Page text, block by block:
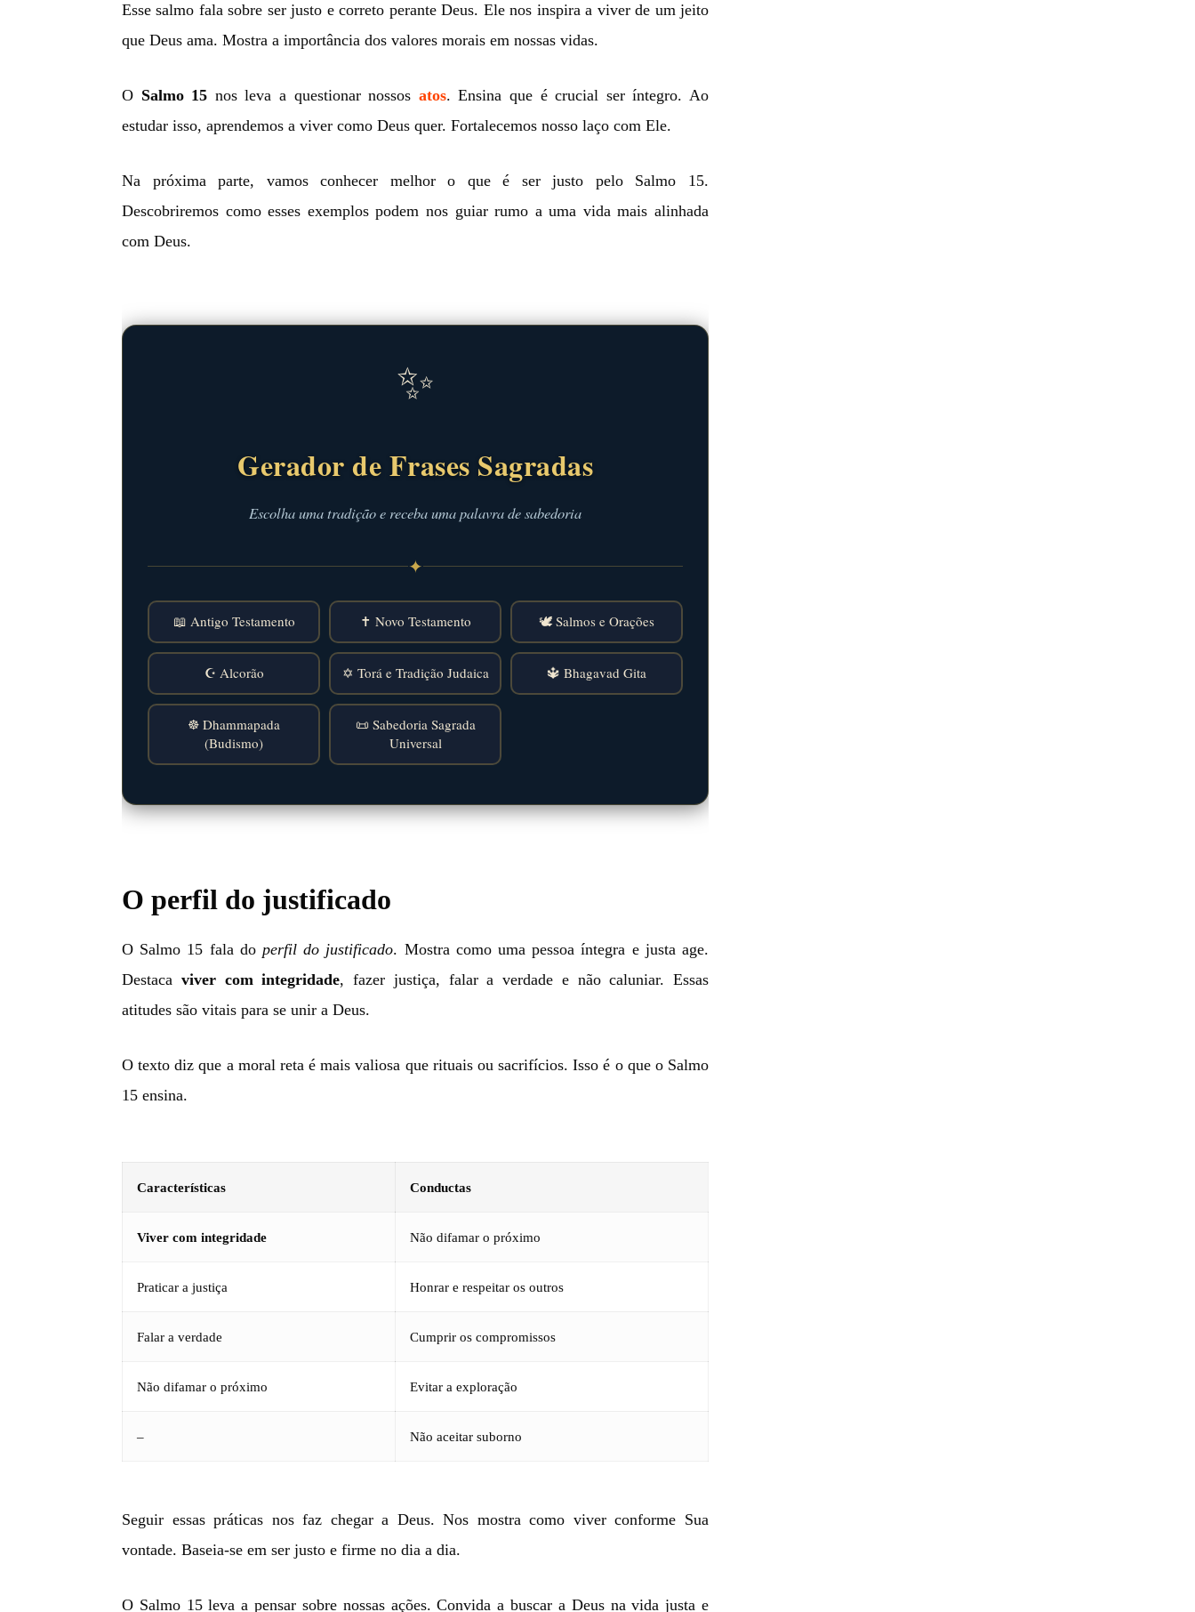
Esse salmo fala sobre ser justo e correto perante Deus. Ele nos inspira a viver de um jeito
que Deus ama. Mostra a importância dos valores morais em nossas vidas.
O Salmo 15 nos leva a questionar nossos atos. Ensina que é crucial ser íntegro. Ao
estudar isso, aprendemos a viver como Deus quer. Fortalecemos nosso laço com Ele.
Na próxima parte, vamos conhecer melhor o que é ser justo pelo Salmo 15.
Descobriremos como esses exemplos podem nos guiar rumo a uma vida mais alinhada
com Deus.
✨
Gerador de Frases Sagradas
Escolha uma tradição e receba uma palavra de sabedoria
✦
📖 Antigo Testamento ✝️ Novo Testamento 🕊️ Salmos e Orações
☪️ Alcorão ✡️ Torá e Tradição Judaica 🔱 Bhagavad Gita
☸️ Dhammapada
(Budismo)
📜 Sabedoria Sagrada
Universal
O perfil do justificado
O Salmo 15 fala do perfil do justificado. Mostra como uma pessoa íntegra e justa age.
Destaca viver com integridade, fazer justiça, falar a verdade e não caluniar. Essas
atitudes são vitais para se unir a Deus.
O texto diz que a moral reta é mais valiosa que rituais ou sacrifícios. Isso é o que o Salmo
15 ensina.
Características Conductas
Viver com integridade Não difamar o próximo
Praticar a justiça Honrar e respeitar os outros
Falar a verdade Cumprir os compromissos
Não difamar o próximo Evitar a exploração
– Não aceitar suborno
Seguir essas práticas nos faz chegar a Deus. Nos mostra como viver conforme Sua
vontade. Baseia-se em ser justo e firme no dia a dia.
O Salmo 15 leva a pensar sobre nossas ações. Convida a buscar a Deus na vida justa e